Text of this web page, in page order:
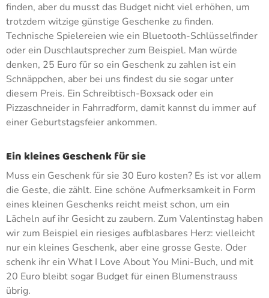
finden, aber du musst das Budget nicht viel erhöhen, um
trotzdem witzige günstige Geschenke zu finden.
Technische Spielereien wie ein Bluetooth-Schlüsselfinder
oder ein Duschlautsprecher zum Beispiel. Man würde
denken, 25 Euro für so ein Geschenk zu zahlen ist ein
Schnäppchen, aber bei uns findest du sie sogar unter
diesem Preis. Ein Schreibtisch-Boxsack oder ein
Pizzaschneider in Fahrradform, damit kannst du immer auf
einer Geburtstagsfeier ankommen.
Ein kleines Geschenk für sie
Muss ein Geschenk für sie 30 Euro kosten? Es ist vor allem
die Geste, die zählt. Eine schöne Aufmerksamkeit in Form
eines kleinen Geschenks reicht meist schon, um ein
Lächeln auf ihr Gesicht zu zaubern. Zum Valentinstag haben
wir zum Beispiel ein riesiges aufblasbares Herz: vielleicht
nur ein kleines Geschenk, aber eine grosse Geste. Oder
schenk ihr ein What I Love About You Mini-Buch, und mit
20 Euro bleibt sogar Budget für einen Blumenstrauss
übrig.